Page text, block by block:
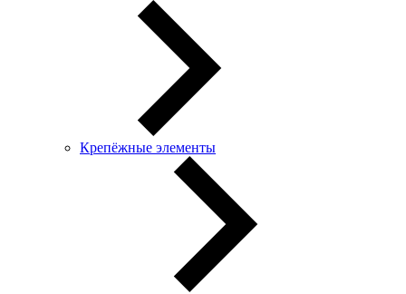
Крепёжные элементы